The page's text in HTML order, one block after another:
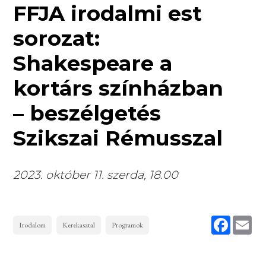
FFJA irodalmi est
sorozat:
Shakespeare a
kortárs színházban
– beszélgetés
Szikszai Rémusszal
2023. október 11. szerda, 18.00
Facebook
Irodalom Kerekasztal Programok